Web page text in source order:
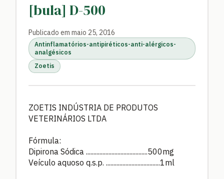
[bula] D-500
Publicado em maio 25, 2016
Antinflamatórios-antipiréticos-anti-alérgicos-
analgésicos
Zoetis
ZOETIS INDÚSTRIA DE PRODUTOS
VETERINÁRIOS LTDA
Fórmula:
Dipirona Sódica .........................................500mg
Veículo aquoso q.s.p. ....................................1ml